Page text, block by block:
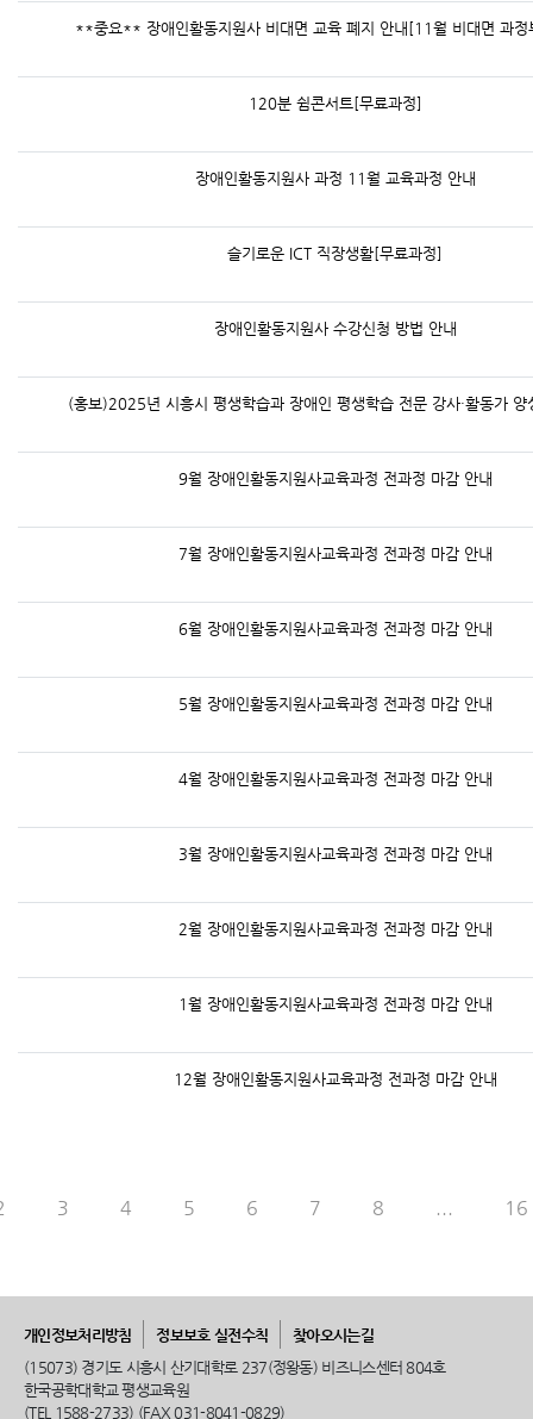
**중요** 장애인활동지원사 비대면 교육 폐지 안내[11월 비대면 과정
120분 쉼콘서트[무료과정]
장애인활동지원사 과정 11월 교육과정 안내
슬기로운 ICT 직장생활[무료과정]
장애인활동지원사 수강신청 방법 안내
(홍보)2025년 시흥시 평생학습과 장애인 평생학습 전문 강사·활동가 양
9월 장애인활동지원사교육과정 전과정 마감 안내
7월 장애인활동지원사교육과정 전과정 마감 안내
6월 장애인활동지원사교육과정 전과정 마감 안내
5월 장애인활동지원사교육과정 전과정 마감 안내
4월 장애인활동지원사교육과정 전과정 마감 안내
3월 장애인활동지원사교육과정 전과정 마감 안내
2월 장애인활동지원사교육과정 전과정 마감 안내
1월 장애인활동지원사교육과정 전과정 마감 안내
12월 장애인활동지원사교육과정 전과정 마감 안내
3 4 5 6 7 8 16
개인정보처리방침 정보보호 실전수칙
찾아오시는길
(15073) 경기도 시흥시 산기대학로 237(정왕동) 비즈니스센터 804호
한국공학대학교 평생교육원
(TEL 1588-2733) (FAX 031-8041-0829)